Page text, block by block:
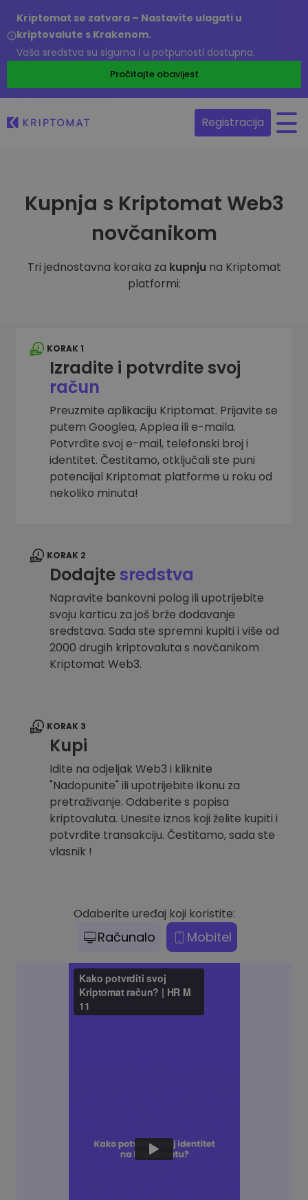
Kriptomat se zatvara – Nastavite ulagati u
kriptovalute s Krakenom.
Vaša sredstva su sigurna i u potpunosti dostupna.
Pročitajte obavijest
Registracija
Kupnja s Kriptomat Web3
novčanikom
Tri jednostavna koraka za kupnju na Kriptomat
platformi:
KORAK 1
Izradite i potvrdite svoj
račun
Preuzmite aplikaciju Kriptomat. Prijavite se
putem Googlea, Applea ili e-maila.
Potvrdite svoj e-mail, telefonski broj i
identitet. Čestitamo, otključali ste puni
potencijal Kriptomat platforme u roku od
nekoliko minuta!
KORAK 2
Dodajtesredstva
Napravite bankovni polog ili upotrijebite
svoju karticu za još brže dodavanje
sredstava. Sada ste spremni kupiti i više od
2000 drugih kriptovaluta s novčanikom
Kriptomat Web3.
KORAK 3
Kupi
Idite na odjeljak Web3 i kliknite
"Nadopunite" ili upotrijebite ikonu za
pretraživanje. Odaberite s popisa
kriptovaluta. Unesite iznos koji želite kupiti i
potvrdite transakciju. Čestitamo, sada ste
vlasnik !
Odaberite uređaj koji koristite:
Računalo Mobitel